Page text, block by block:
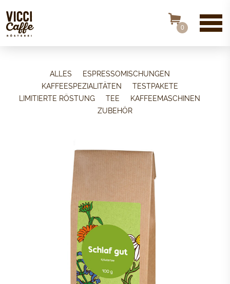
0
ALLES
ESPRESSOMISCHUNGEN
KAFFEESPEZIALITÄTEN
TESTPAKETE
LIMITIERTE RÖSTUNG
TEE
KAFFEEMASCHINEN
ZUBEHÖR